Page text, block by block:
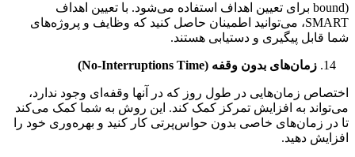
bound) برای تعیین اهداف استفاده می‌شود. با تعیین اهداف
SMART، می‌توانید اطمینان حاصل کنید که وظایف و پروژه‌های
قابل پیگیری و دستیابی هستند.
زمان‌های بدون وقفه (No-Interruptions Time
)
زمان‌هایی در طول روز که در آنها وقفه‌ای وجود ندارد،
به افزایش تمرکز کمک کند. این روش به شما کمک می‌کند
زمان‌های خاصی بدون حواس‌پرتی کار کنید و بهره‌وری خود را
دهید.